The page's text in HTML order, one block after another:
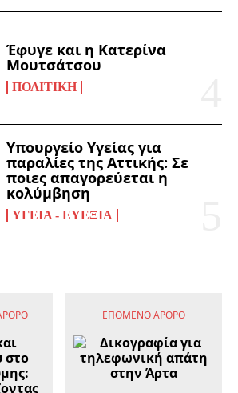
Έφυγε και η Κατερίνα
Μουτσάτσου
ΠΟΛΙΤΙΚΉ
Υπουργείο Υγείας για
παραλίες της Αττικής: Σε
ποιες απαγορεύεται η
κολύμβηση
ΥΓΕΊΑ - ΕΥΕΞΊΑ
ΕΠΌΜΕΝΟ ΆΡΘΡΟ